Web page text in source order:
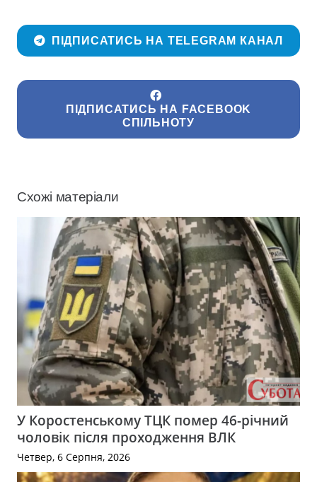
ПІДПИСАТИСЬ НА TELEGRAM КАНАЛ
ПІДПИСАТИСЬ НА FACEBOOK
СПІЛЬНОТУ
Схожі матеріали
У Коростенському ТЦК помер 46-річний
чоловік після проходження ВЛК
Четвер, 6 Серпня, 2026